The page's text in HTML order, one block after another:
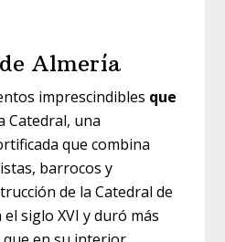
Almería
imprescindibles que
Catedral, una
que combina
barrocos y
de la Catedral de
siglo XVI y duró más